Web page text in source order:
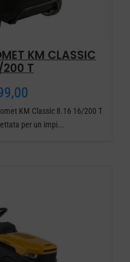
KM CLASSIC
200 T
KM Classic 8.16 16/200 T
per un impi...